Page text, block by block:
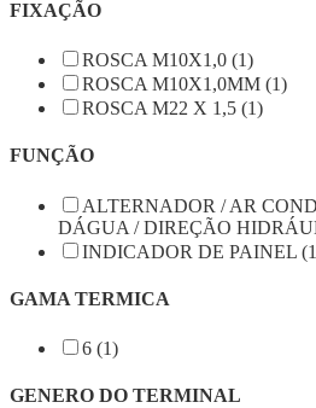
FIXAÇÃO
ROSCA M10X1,0 (1)
ROSCA M10X1,0MM (1)
ROSCA M22 X 1,5 (1)
FUNÇÃO
ALTERNADOR / AR
DÁGUA / DIREÇÃO
INDICADOR DE PAINEL
GAMA TERMICA
6 (1)
GENERO DO TERMINAL